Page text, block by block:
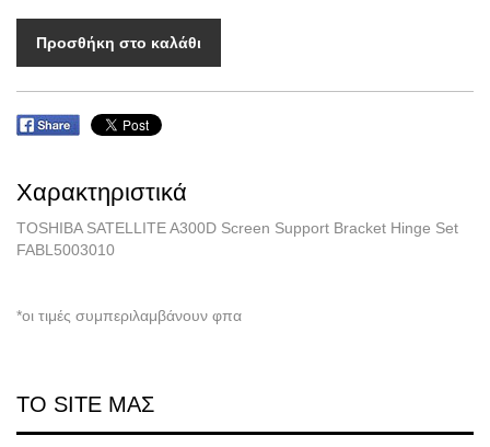
Προσθήκη στο καλάθι
Χαρακτηριστικά
TOSHIBA SATELLITE A300D Screen Support Bracket Hinge Set
FABL5003010
*οι τιμές συμπεριλαμβάνουν φπα
ΤΟ SITE ΜΑΣ